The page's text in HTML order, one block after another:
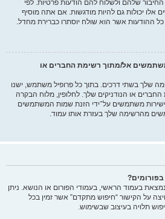
שלהם ולשלוח להם הודעות פרטיות. לפי
יכולות גם להיות מודגשות. אם אתה מוסיף
ההודעות אשר הוא שולח יוסתרו כברירת מחדל.
משתמשים אל/מתוך רשימת החברים או
שלך בשתי דרכים. בתוך כל פרופיל משתמש, ישנו
או הנודניקים שלך. לחלופין, מלוח הבקרה
משתמשים על־ידי הזנת שמות המשתמשים
מהרשימה שלך בעזרת אותו עמוד.
בפורומים?
בעמוד הראשי, בעמודי הפורום או הנושא. ניתן
על הקישור “חיפוש מתקדם” אשר זמין בכל
תלויה בעיצוב שבשימוש.